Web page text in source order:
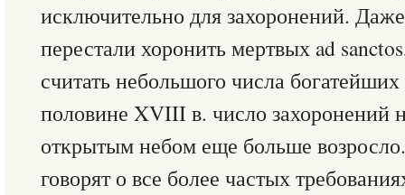
исключительно для захоронений. Даже
перестали хоронить мертвых ad
считать небольшого числа
половине XVIII в. число захоронений
открытым небом еще больше
говорят о все более частых